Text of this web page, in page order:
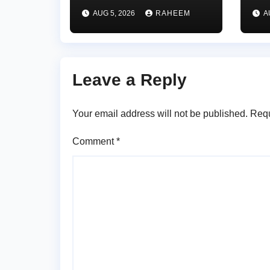
పరిశీలించిన
బాన్సువాడ ఆర్డీవో
రవీందర్ రెడ్డి
AUG 5, 2026 RAHEEM
Leave a Reply
Your email address will not be published.
Comment*